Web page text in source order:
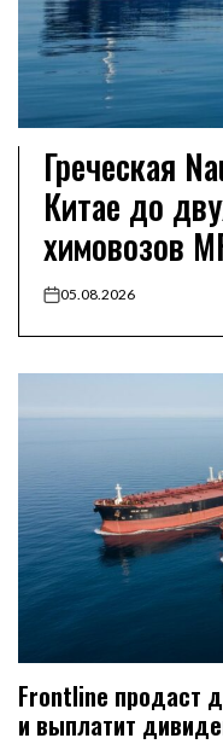
Греческая
Китае до
химовозов
on05.08.2026
Frontline продаст
и выплатит